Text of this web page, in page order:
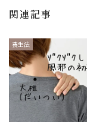
関連記事
養生法